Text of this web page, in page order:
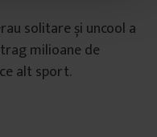
solitare și uncool a
milioane de
alt sport.